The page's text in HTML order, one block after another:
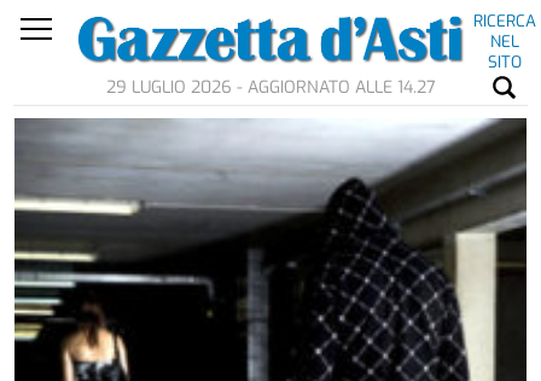
RICERCA
NEL
SITO
29 LUGLIO 2026 - AGGIORNATO ALLE 14.27